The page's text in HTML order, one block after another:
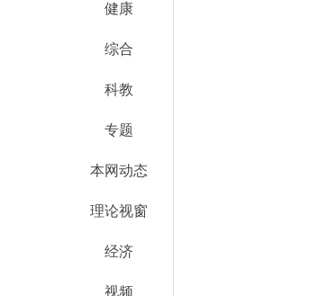
健康
综合
科教
专题
本网动态
理论视窗
经济
视频